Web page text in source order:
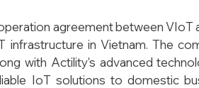
agreement between VIoT
infrastructure in Vietnam. The
with Actility's advanced
IoT solutions to domestic